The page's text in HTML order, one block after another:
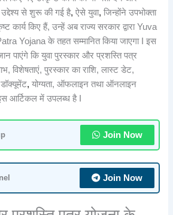
से शुरू की गई है, ऐसे युवा, जिन्होंने उपभोक्ता
कार्य किए हैं, उन्हें अब राज्य सरकार द्वारा Yuva
Yojana के तहत सम्मानित किया जाएगा I इस
पाएंगे कि युवा पुरस्कार और प्रशस्ति पत्र
विशेषताएं, पुरस्कार का राशि, लास्ट डेट,
, योग्यता, ऑफलाइन तथा ऑनलाइन
आर्टिकल में उपलब्ध है I
Join Now
Join Now